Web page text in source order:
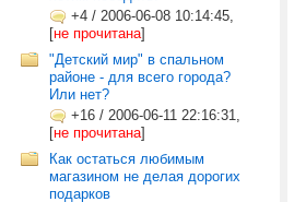
+4 / 2006-06-08 10:14:45,
[не прочитана]
"Детский мир" в спальном
районе - для всего города?
Или нет?
+16 / 2006-06-11 22:16:31,
[не прочитана]
Как остаться любимым
магазином не делая дорогих
подарков